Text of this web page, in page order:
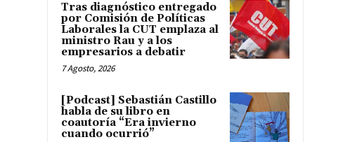
Tras diagnóstico entregado
por Comisión de Políticas
Laborales la CUT emplaza al
ministro Rau y a los
empresarios a debatir
7 Agosto, 2026
[Podcast] Sebastián Castillo
habla de su libro en
coautoría “Era invierno
cuando ocurrió”